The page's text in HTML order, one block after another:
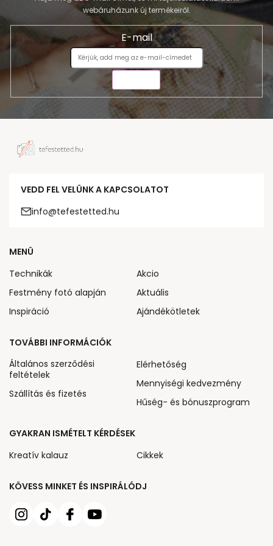
webáruházunk új termékeiről.
E-mail
VEDD FEL VELÜNK A KAPCSOLATOT
info@tefestetted.hu
KÖVESS MINKET ÉS INSPIRÁLÓDJ
MENÜ
Technikák
Festmény fotó alapján
Inspiráció
Akcio
Aktuális
Ajándékötletek
TOVÁBBI INFORMÁCIÓK
Általános szerződési
feltételek
Szállítás és fizetés
Elérhetőség
Mennyiségi kedvezmény
Hűség- és bónuszprogram
GYAKRAN ISMÉTELT KÉRDÉSEK
Kreatív kalauz
Cikkek